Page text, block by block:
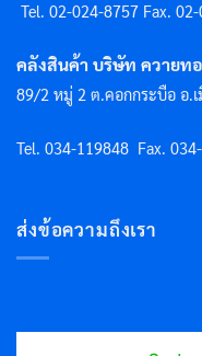
Tel. 02-024-8757 Fax.
คลังสินค้า บริษัท ควายท
89/2 หมู่ 2 ต.คอกกระบือ อ.
Tel. 034-119848 Fax.
ส่งข้อความถึงเรา